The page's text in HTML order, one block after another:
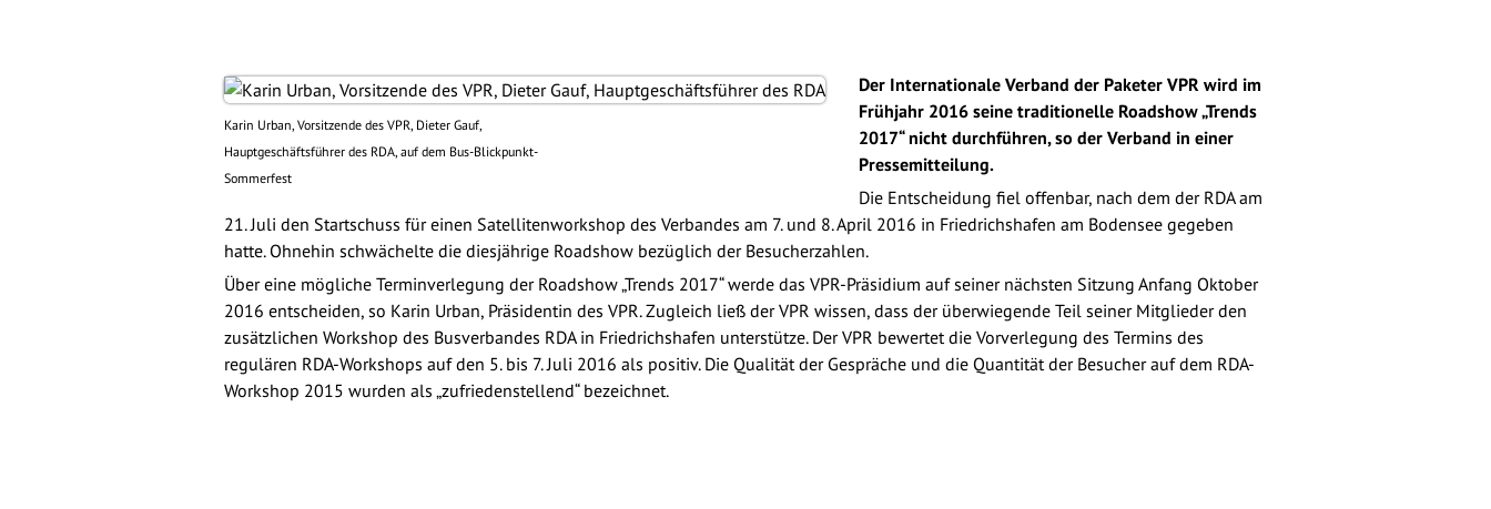
Karin Urban, Vorsitzende des VPR, Dieter Gauf,
Hauptgeschäftsführer des RDA, auf dem Bus-Blickpunkt-
Sommerfest
Der Internationale Verband der Paketer VPR wird im
Frühjahr 2016 seine traditionelle Roadshow „Trends
2017“ nicht durchführen, so der Verband in einer
Pressemitteilung.
Die Entscheidung fiel offenbar, nach dem der RDA am
21. Juli den Startschuss für einen Satellitenworkshop des Verbandes am 7. und 8. April 2016 in Friedrichshafen am Bodensee gegeben
hatte. Ohnehin schwächelte die diesjährige Roadshow bezüglich der Besucherzahlen.
Über eine mögliche Terminverlegung der Roadshow „Trends 2017“ werde das VPR-Präsidium auf seiner nächsten Sitzung Anfang Oktober
2016 entscheiden, so Karin Urban, Präsidentin des VPR. Zugleich ließ der VPR wissen, dass der überwiegende Teil seiner Mitglieder den
zusätzlichen Workshop des Busverbandes RDA in Friedrichshafen unterstütze. Der VPR bewertet die Vorverlegung des Termins des
regulären RDA-Workshops auf den 5. bis 7. Juli 2016 als positiv. Die Qualität der Gespräche und die Quantität der Besucher auf dem RDA-
Workshop 2015 wurden als „zufriedenstellend“ bezeichnet.